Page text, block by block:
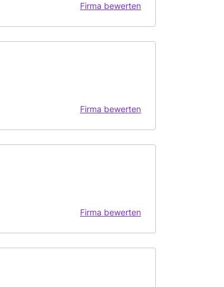
Firma bewerten
Firma bewerten
Firma bewerten